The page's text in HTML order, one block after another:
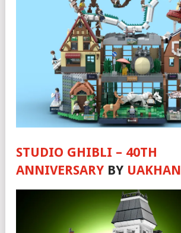
STUDIO GHIBLI – 40TH
ANNIVERSARY BY UAKHAN